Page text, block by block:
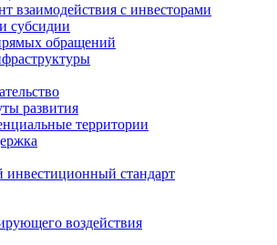
взаимодействия с инвесторами
субсидии
обращений
развития
территории
инвестиционный стандарт
воздействия